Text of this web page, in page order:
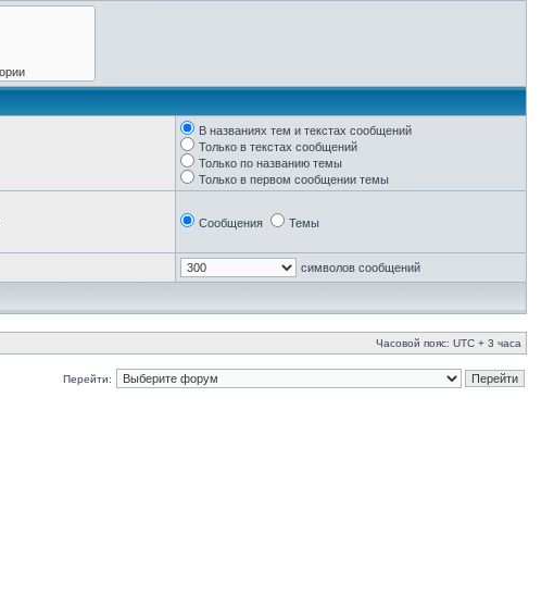
В названиях тем и текстах сообщений
Только в текстах сообщений
Только по названию темы
Только в первом сообщении темы
Сообщения Темы
символов сообщений
Часовой пояс: UTC + 3 часа
Перейти: